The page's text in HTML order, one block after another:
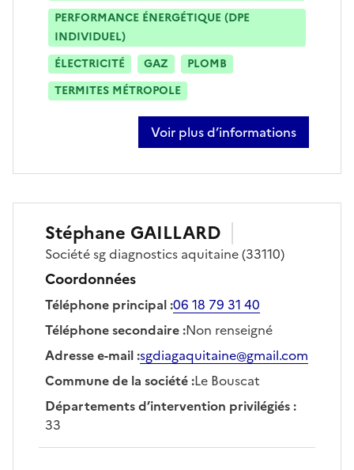
PERFORMANCE ÉNERGÉTIQUE (DPE
INDIVIDUEL)
ÉLECTRICITÉ
GAZ
PLOMB
TERMITES MÉTROPOLE
Voir plus d’informations
sur romain combret
Stéphane GAILLARD
Sociétésg diagnostics aquitaine(33110)
Coordonnées
Téléphone principal:06 18 79 31 40
Téléphone secondaire:Non renseigné
Adresse e-mail:sgdiagaquitaine@gmail.com
Commune de la société:Le Bouscat
Départements d’intervention privilégiés:
33